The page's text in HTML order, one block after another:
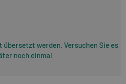
werden. Versuchen Sie es
noch einmal